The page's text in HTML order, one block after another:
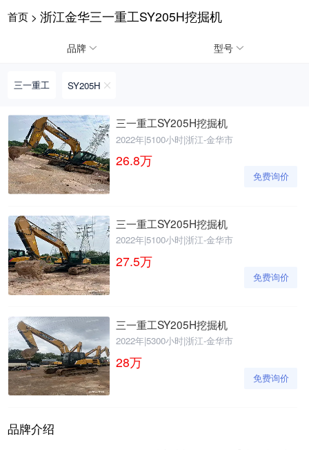
首页 > 浙江金华三一重工SY205H挖掘机
品牌 型号
三一重工 SY205H
三一重工SY205H挖掘机
2022年|5100小时|浙江-金华市
26.8万
免费询价
三一重工SY205H挖掘机
2022年|5100小时|浙江-金华市
27.5万
免费询价
三一重工SY205H挖掘机
2022年|5300小时|浙江-金华市
28万
免费询价
品牌介绍
请输入手机号
获
验
证
码
请输入手机号
即
表
示
您
同
《隐
政
策》